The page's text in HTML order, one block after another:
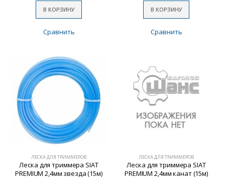
В КОРЗИНУ
Сравнить
В КОРЗИНУ
Сравнить
ЛЕСКА ДЛЯ ТРИММЕРОВ
Леска для триммера SIAT
PREMIUM 2,4мм звезда (15м)
ЛЕСКА ДЛЯ ТРИММЕРОВ
Леска для триммера SIAT
PREMIUM 2,4мм канат (15м)